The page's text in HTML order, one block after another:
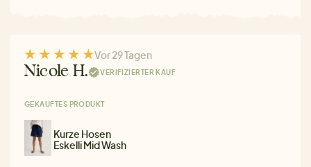
Vor 29 Tagen
Nicole H. VERIFIZIERTER KAUF
GEKAUFTES PRODUKT
Kurze Hosen
Eskelli Mid Wash